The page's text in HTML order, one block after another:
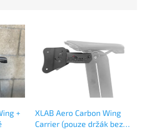
+
XLAB Aero Carbon Wing
Carrier (pouze držák bez